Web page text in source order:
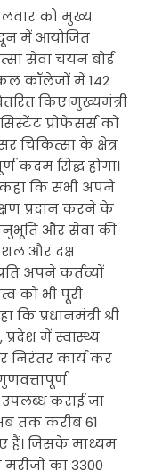
को मुख्य
में आयोजित
सेवा चयन बोर्ड
कॉलेजों में 142
किए।मुख्यमंत्री
प्रोफेसर्स को
के क्षेत्र
कदम सिद्ध होगा।
कि सभी अपने
प्रदान करने के
और सेवा की
और दक्ष
अपने कर्तव्यों
को भी पूरी
प्रधानमंत्री श्री
में स्वास्थ्य
कार्य कर
कराई जा
तक करीब 61
हैं। जिसके माध्यम
का 3300